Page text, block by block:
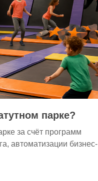
парке?
за счёт программ
автоматизации бизнес-